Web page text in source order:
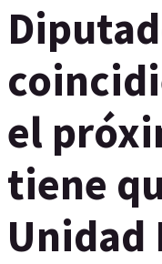
el
tiene
Unidad